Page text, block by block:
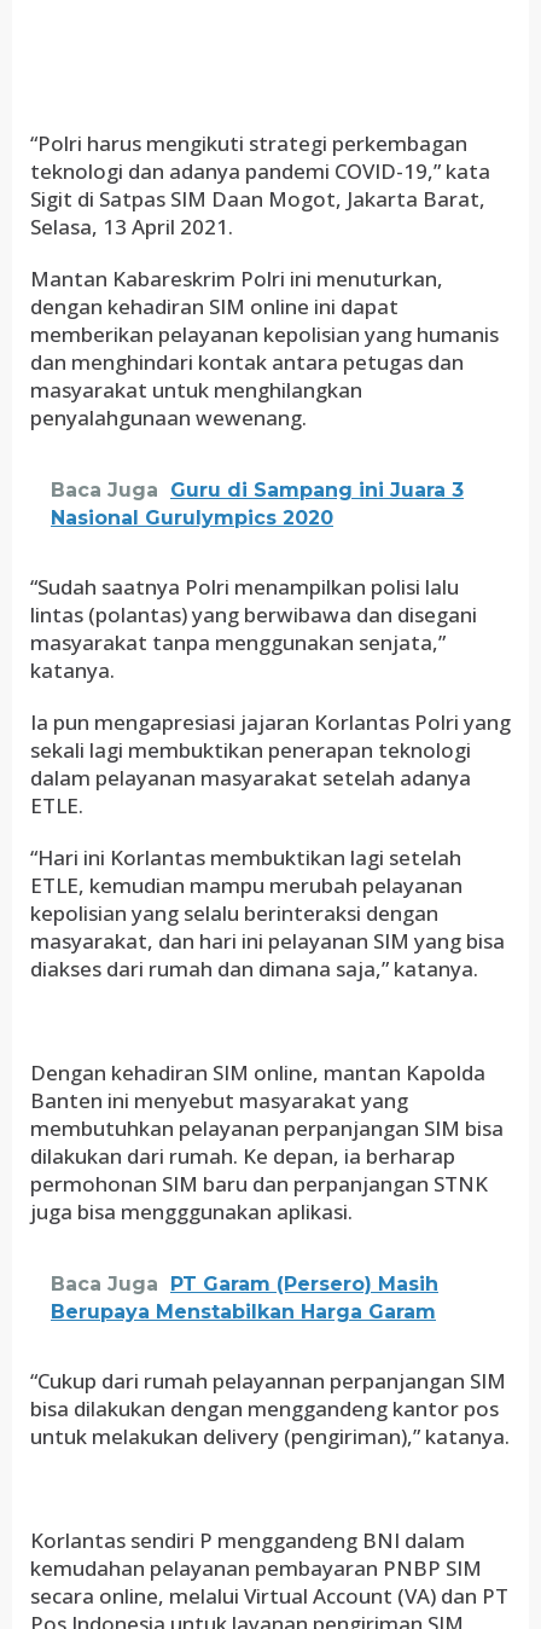
“Polri harus mengikuti strategi perkembagan
teknologi dan adanya pandemi COVID-19,” kata
Sigit di Satpas SIM Daan Mogot, Jakarta Barat,
Selasa, 13 April 2021.
Mantan Kabareskrim Polri ini menuturkan,
dengan kehadiran SIM online ini dapat
memberikan pelayanan kepolisian yang humanis
dan menghindari kontak antara petugas dan
masyarakat untuk menghilangkan
penyalahgunaan wewenang.
Baca Juga
Guru di Sampang ini Juara 3
Nasional Gurulympics 2020
“Sudah saatnya Polri menampilkan polisi lalu
lintas (polantas) yang berwibawa dan disegani
masyarakat tanpa menggunakan senjata,”
katanya.
Ia pun mengapresiasi jajaran Korlantas Polri yang
sekali lagi membuktikan penerapan teknologi
dalam pelayanan masyarakat setelah adanya
ETLE.
“Hari ini Korlantas membuktikan lagi setelah
ETLE, kemudian mampu merubah pelayanan
kepolisian yang selalu berinteraksi dengan
masyarakat, dan hari ini pelayanan SIM yang bisa
diakses dari rumah dan dimana saja,” katanya.
Dengan kehadiran SIM online, mantan Kapolda
Banten ini menyebut masyarakat yang
membutuhkan pelayanan perpanjangan SIM bisa
dilakukan dari rumah. Ke depan, ia berharap
permohonan SIM baru dan perpanjangan STNK
juga bisa mengggunakan aplikasi.
Baca Juga
PT Garam (Persero) Masih
Berupaya Menstabilkan Harga Garam
“Cukup dari rumah pelayannan perpanjangan SIM
bisa dilakukan dengan menggandeng kantor pos
untuk melakukan delivery (pengiriman),” katanya.
Korlantas sendiri P menggandeng BNI dalam
kemudahan pelayanan pembayaran PNBP SIM
secara online, melalui Virtual Account (VA) dan PT